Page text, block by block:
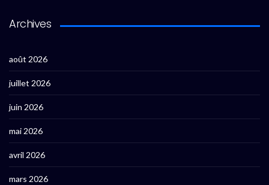
Archives
août 2026
juillet 2026
juin 2026
mai 2026
avril 2026
mars 2026